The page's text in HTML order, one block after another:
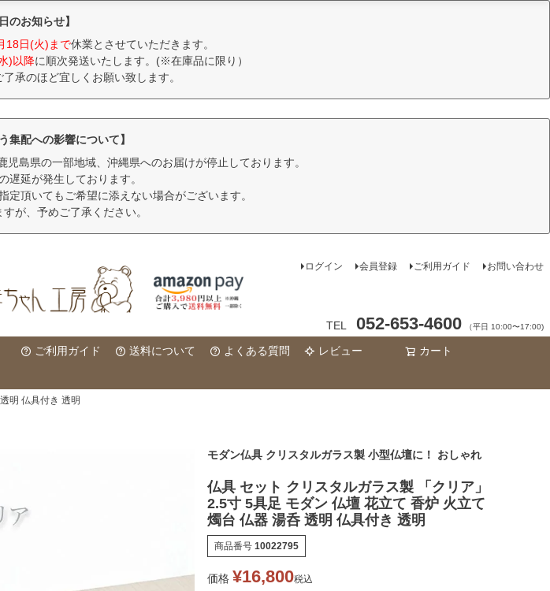
のお知らせ】
18日(火)まで休業とさせていただきます。
)以降に順次発送いたします。(※在庫品に限り）
承のほど宜しくお願い致します。
集配への影響について】
島県の一部地域、沖縄県へのお届けが停止しております。
遅延が発生しております。
頂いてもご希望に添えない場合がございます。
が、予めご了承ください。
ログイン 会員登録 ご利用ガイド お問い合わせ
TEL 052-653-4600 （平日 10:00〜17:00)
ご利用ガイド 送料について よくある質問 レビュー カート
明 仏具付き 透明
モダン仏具 クリスタルガラス製 小型仏壇に！ おしゃれ
仏具 セット クリスタルガラス製 「クリア」
2.5寸 5具足 モダン 仏壇 花立て 香炉 火立て
燭台 仏器 湯呑 透明 仏具付き 透明
商品番号 10022795
価格 ¥16,800税込